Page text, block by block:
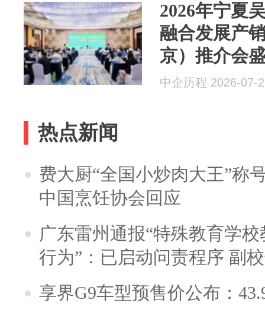
2026年宁夏
融合发展产
京）推介会
中企历程 2026-07-
热点新闻
费大厨“全国小炒肉大王”称
中国烹饪协会回应
广东雷州通报“特殊教育学
行为”：已启动问责程序 副
享界G9车型预售价公布：